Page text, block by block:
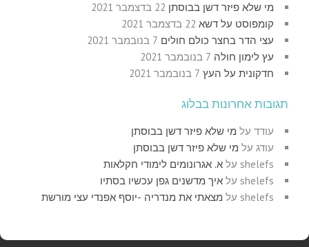
מי שלא פיזר דשן בבוסתן 22 בדצמבר 2021
קומפוסט על דשא 22 בדצמבר 2021
עצי הדר בחצר כולם חולים 7 בנובמבר 2021
עץ לימון חולה 7 בנובמבר 2021
חדקונית על העץ 7 בנובמבר 2021
תגובות אחרונות בבלוג
עודד על מי שלא פיזר דשן בבוסתן
עודג על מי שלא פיזר דשן בבוסתן
shelefs על א. אגרונומים לימודי חקלאות
shelefs על איך מדשנים גפן עכשיו בסתיו
shelefs על מצאתי את מנדריה -יוסף אפנדי עצי מורשת